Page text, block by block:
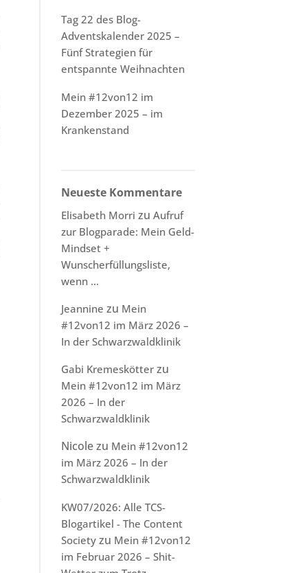
Tag 22 des Blog-
Adventskalender 2025 –
Fünf Strategien für
entspannte Weihnachten
Mein #12von12 im
Dezember 2025 – im
Krankenstand
Neueste Kommentare
Elisabeth Morri zuAufruf
zur Blogparade: Mein Geld-
Mindset +
Wunscherfüllungsliste,
wenn …
Jeannine zu Mein
#12von12 im März 2026 –
In der Schwarzwaldklinik
Gabi Kremeskötter zu
Mein #12von12 im März
2026 – In der
Schwarzwaldklinik
Nicolezu Mein #12von12
im März 2026 – In der
Schwarzwaldklinik
KW07/2026: Alle TCS-
Blogartikel - The Content
Society zu Mein #12von12
im Februar 2026 – Shit-